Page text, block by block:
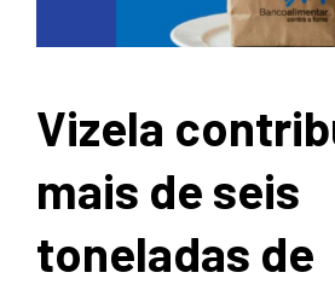
Vizela
mais de seis
toneladas de